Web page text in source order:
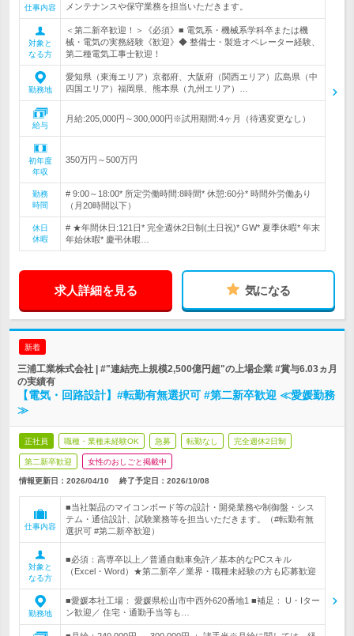
仕事内容
メンテナンスや保守業務を担当いただきます。
対象と
なる方
＜第二新卒歓迎！＞《必須》■ 電気系・機械系学科卒または機
械・電気の実務経験《歓迎》◆ 整備士・製造オペレーター経験、
第二種電気工事士歓迎！
勤務地
愛知県（東海エリア）京都府、大阪府（関西エリア）広島県（中
四国エリア）福岡県、熊本県（九州エリア）…
給与
月給:205,000円～300,000円※試用期間:4ヶ月（待遇変更なし）
初年度
年収
350万円～500万円
勤務
時間
# 9:00～18:00* 所定労働時間:8時間* 休憩:60分* 時間外労働あり
（月20時間以下）
休日
休暇
# ★年間休日:121日* 完全週休2日制(土日祝)* GW* 夏季休暇* 年末
年始休暇* 慶弔休暇…
求人詳細を見る 気になる
新着
三浦工業株式会社 | #"連結売上規模2,500億円超"の上場企業 #賞与6.03ヵ月
の実績有
【電気・回路設計】#転勤有無選択可 #第二新卒歓迎 ≪愛媛勤務
≫
正社員 職種・業種未経験OK 急募 転勤なし 完全週休2日制
第二新卒歓迎 女性のおしごと掲載中
情報更新日：2026/04/10 終了予定日： 2026/10/08
仕事内容
■当社製品のマイコンボード等の設計・開発業務や制御盤・シス
テム・通信設計、試験業務等を担当いただきます。（#転勤有無
選択可 #第二新卒歓迎）
対象と
なる方
■必須：高専卒以上／普通自動車免許／基本的なPCスキル
（Excel・Word）★第二新卒／業界・職種未経験の方も応募歓迎
勤務地
■愛媛本社工場： 愛媛県松山市中西外620番地1 ■補足： U・Iター
ン歓迎／ 住宅・通勤手当等も…